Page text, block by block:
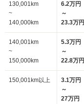
130,001km
~
140,000km
6.2万円
～
23.3万円
140,001km
~
150,000km
5.3万円
～
22.8万円
150,001km以上
3.1万円
～
27万円